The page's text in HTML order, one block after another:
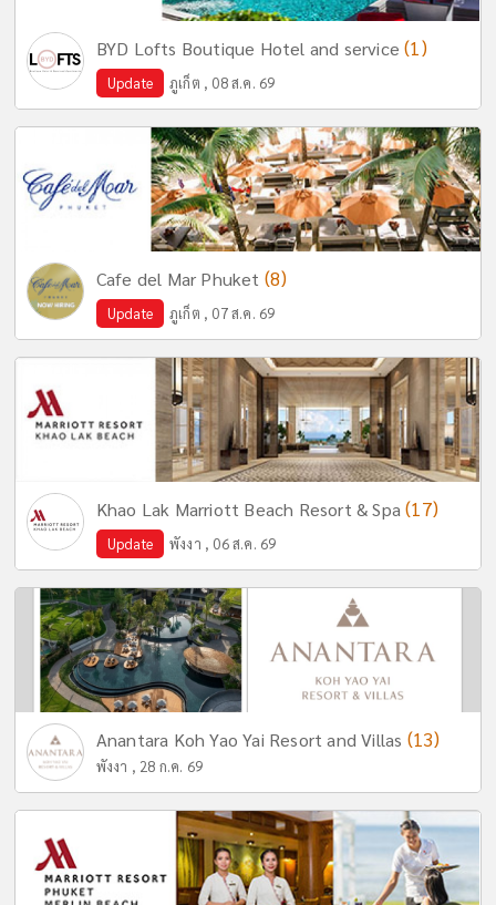
BYD Lofts Boutique Hotel and service(1)
Update ภูเก็ต , 08 ส.ค. 69
Cafe del Mar Phuket (8)
Update ภูเก็ต , 07 ส.ค. 69
Khao Lak Marriott Beach Resort & Spa(17)
Update พังงา , 06 ส.ค. 69
Anantara Koh Yao Yai Resort and Villas (13)
พังงา , 28 ก.ค. 69